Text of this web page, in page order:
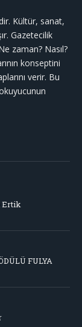
Kültür, sanat,
Gazetecilik
zaman? Nasıl?
konseptini
verir. Bu
Ertik
FULYA